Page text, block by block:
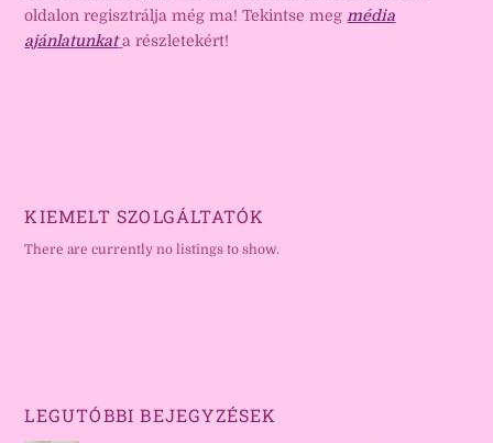
oldalon regisztrálja még ma! Tekintse meg média
ajánlatunkat a részletekért!
KIEMELT SZOLGÁLTATÓK
There are currently no listings to show.
LEGUTÓBBI BEJEGYZÉSEK